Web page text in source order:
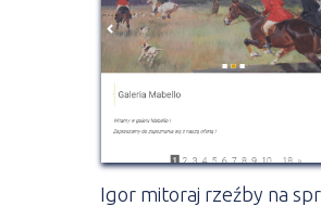
Igor mitoraj rzeźby na